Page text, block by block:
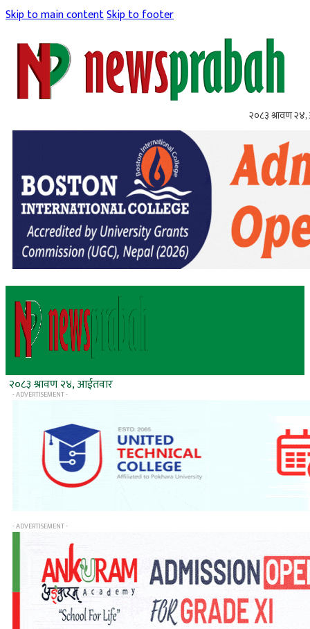
Skip to main contentSkip to footer
२०८३ श्रावण
२०८३ श्रावण २४, आईतवार
- ADVERTISEMENT -
- ADVERTISEMENT -